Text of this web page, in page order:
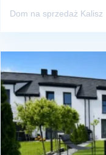
Dom na sprzedaż Kalisz